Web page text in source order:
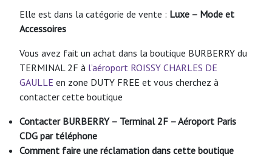
Elle est dans la catégorie de vente : Luxe – Mode et
Accessoires
Vous avez fait un achat dans la boutique BURBERRY du
TERMINAL 2F à l’aéroport ROISSY CHARLES DE
GAULLE en zone DUTY FREE et vous cherchez à
contacter cette boutique
Contacter BURBERRY – Terminal 2F – Aéroport Paris
CDG par téléphone
Comment faire une réclamation dans cette boutique